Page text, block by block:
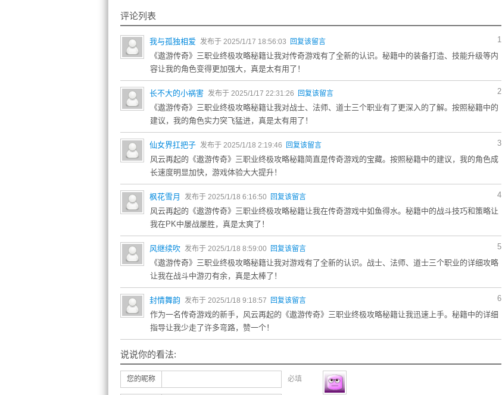
评论列表
1
我与孤独相爱 发布于 2025/1/17 18:56:03 回复该留言
《遨游传奇》三职业终极攻略秘籍让我对传奇游戏有了全新的认识。秘籍中的装备打造、技能升级等内
容让我的角色变得更加强大，真是太有用了！
2
长不大的小祸害 发布于 2025/1/17 22:31:26 回复该留言
《遨游传奇》三职业终极攻略秘籍让我对战士、法师、道士三个职业有了更深入的了解。按照秘籍中的
建议，我的角色实力突飞猛进，真是太有用了！
3
仙女界扛把子 发布于 2025/1/18 2:19:46 回复该留言
风云再起的《遨游传奇》三职业终极攻略秘籍简直是传奇游戏的宝藏。按照秘籍中的建议，我的角色成
长速度明显加快，游戏体验大大提升！
4
枫花雪月 发布于 2025/1/18 6:16:50 回复该留言
风云再起的《遨游传奇》三职业终极攻略秘籍让我在传奇游戏中如鱼得水。秘籍中的战斗技巧和策略让
我在PK中屡战屡胜，真是太爽了！
5
风继续吹 发布于 2025/1/18 8:59:00 回复该留言
《遨游传奇》三职业终极攻略秘籍让我对游戏有了全新的认识。战士、法师、道士三个职业的详细攻略
让我在战斗中游刃有余，真是太棒了！
6
封情舞韵 发布于 2025/1/18 9:18:57 回复该留言
作为一名传奇游戏的新手，风云再起的《遨游传奇》三职业终极攻略秘籍让我迅速上手。秘籍中的详细
指导让我少走了许多弯路，赞一个！
说说你的看法:
您的昵称 必填